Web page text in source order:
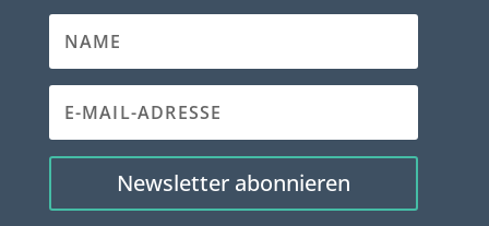
Newsletter abonnieren